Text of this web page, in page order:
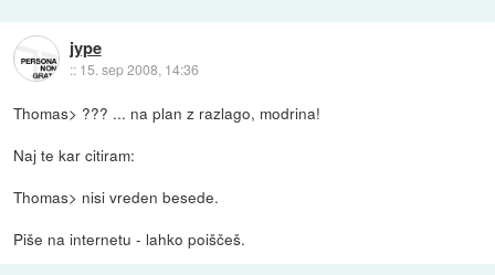
jype
:: 15. sep 2008, 14:36
Thomas> ??? ... na plan z razlago, modrina!
Naj te kar citiram:
Thomas> nisi vreden besede.
Piše na internetu - lahko poiščeš.